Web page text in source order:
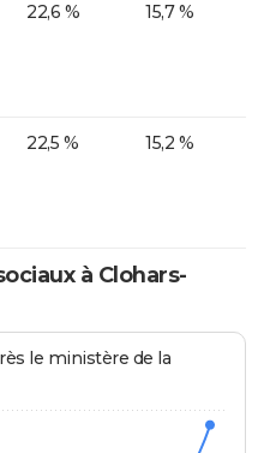
22,6 % 15,7 %
22,5 % 15,2 %
à Clohars-
le ministère de la